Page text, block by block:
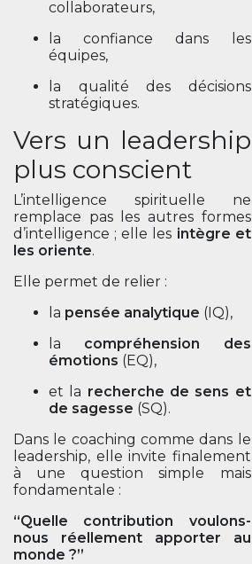
collaborateurs,
la confiance dans les
équipes,
la qualité des décisions
stratégiques.
Vers un leadership
plus conscient
L’intelligence spirituelle ne
remplace pas les autres formes
d’intelligence ; elle les intègre et
les oriente.
Elle permet de relier :
la pensée analytique (IQ),
la compréhension des
émotions (EQ),
et la recherche de sens et
de sagesse (SQ).
Dans le coaching comme dans le
leadership, elle invite finalement
à une question simple mais
fondamentale :
“Quelle contribution voulons-
nous réellement apporter au
monde ?”